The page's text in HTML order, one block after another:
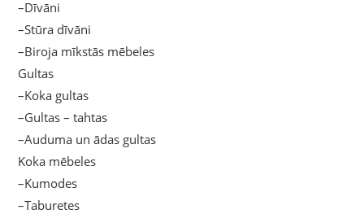
–Dīvāni
–Stūra dīvāni
–Biroja mīkstās mēbeles
Gultas
–Koka gultas
–Gultas – tahtas
–Auduma un ādas gultas
Koka mēbeles
–Kumodes
–Taburetes